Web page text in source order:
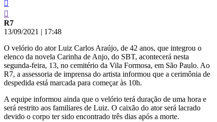
R7
13/09/2021 | 17:48
O velório do ator Luiz Carlos Araújo, de 42 anos, que integrou o
elenco da novela Carinha de Anjo, do SBT, acontecerá nesta
segunda-feira, 13, no cemitério da Vila Formosa, em São Paulo. Ao
R7, a assessoria de imprensa do artista informou que a cerimônia de
despedida está marcada para começar às 10h.
A equipe informou ainda que o velório terá duração de uma hora e
será restrito aos familiares de Luiz. O caixão do ator será lacrado
devido o corpo ter sido encontrado três dias após a morte.